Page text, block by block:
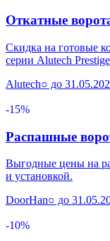
Откатные
Скидка на готовые
серии Alutech
Alutech○ до
-15%
Распашные
Выгодные цены на
и установкой.
DoorHan○ до
-10%